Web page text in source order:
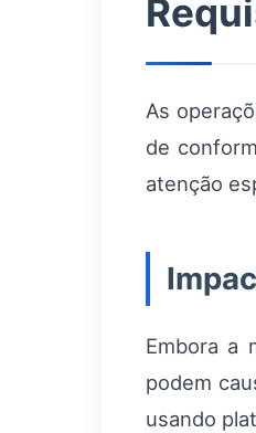
As
de
atenção
Embora a
podem
usando